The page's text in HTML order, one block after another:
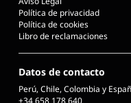
Política de privacidad
Política de cookies
Libro de reclamaciones
Datos de contacto
Perú, Chile, Colombia y
+34 658 178 640